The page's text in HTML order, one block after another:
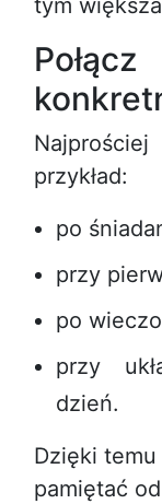
tym
przykład:
po
przy
po
przy
dzień.
Dzięki
pamiętać